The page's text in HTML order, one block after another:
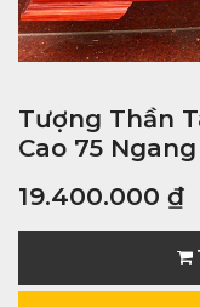
Tượng Thần
Cao 75
19.400.000 ₫